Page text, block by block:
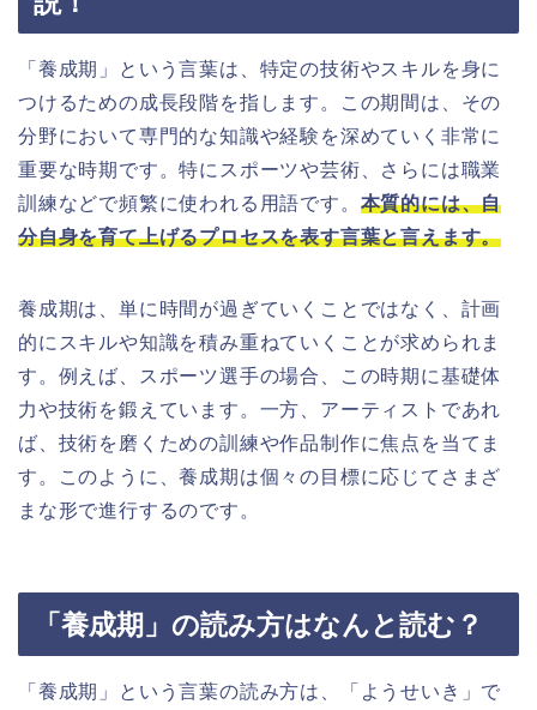
「養成期」という言葉は、特定の技術やスキルを身に
つけるための成長段階を指します。この期間は、その
分野において専門的な知識や経験を深めていく非常に
重要な時期です。特にスポーツや芸術、さらには職業
訓練などで頻繁に使われる用語です。 本質的には、自
分自身を育て上げるプロセスを表す言葉と言えます。
養成期は、単に時間が過ぎていくことではなく、計画
的にスキルや知識を積み重ねていくことが求められま
す。例えば、スポーツ選手の場合、この時期に基礎体
力や技術を鍛えています。一方、アーティストであれ
ば、技術を磨くための訓練や作品制作に焦点を当てま
す。このように、養成期は個々の目標に応じてさまざ
まな形で進行するのです。
「養成期」の読み方はなんと読む？
「養成期」という言葉の読み方は、「ようせいき」で